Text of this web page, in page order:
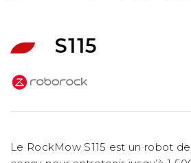
S115
Le RockMow S115 est un robot